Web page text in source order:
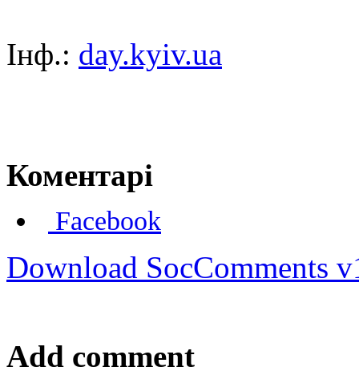
Інф.: day.kyiv.ua
Коментарі
Facebook
Download SocComments
Add comment